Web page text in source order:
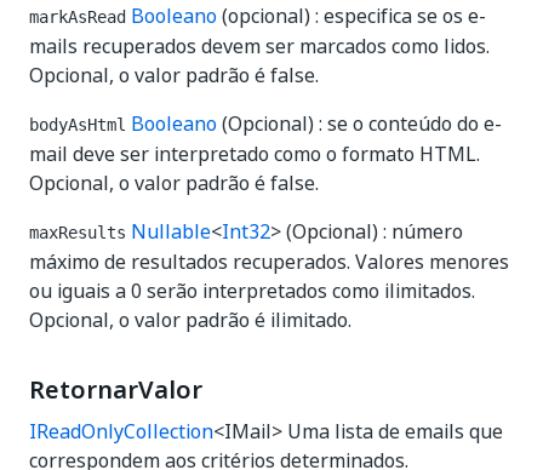
markAsRead Booleano(opcional) : especifica se os e-
mails recuperados devem ser marcados como lidos.
Opcional, o valor padrão é false.
bodyAsHtml Booleano(Opcional) : se o conteúdo do e-
mail deve ser interpretado como o formato HTML.
Opcional, o valor padrão é false.
maxResults Nullable<Int32> (Opcional) : número
máximo de resultados recuperados. Valores menores
ou iguais a 0 serão interpretados como ilimitados.
Opcional, o valor padrão é ilimitado.
RetornarValor
IReadOnlyCollection<IMail> Uma lista de emails que
correspondem aos critérios determinados.